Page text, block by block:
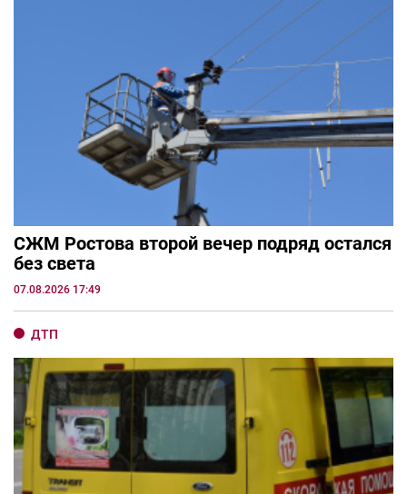
СЖМ Ростова второй вечер подряд остался
без света
07.08.2026 17:49
ДТП